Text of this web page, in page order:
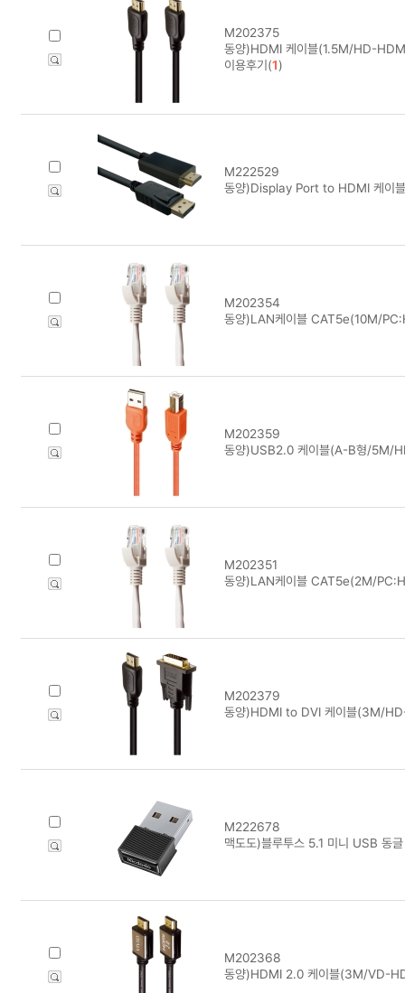
M202375
동양)HDMI 케이블(1.5M/HD-
이용후기(1)
M222529
동양)Display Port to HDMI 케이
M202354
동양)LAN케이블 CAT5e(10M/
M202359
동양)USB2.0 케이블(A-B형/5M/
M202351
동양)LAN케이블 CAT5e(2M/
M202379
동양)HDMI to DVI 케이블(3M/
M222678
맥도도)블루투스 5.1 미니 USB 동
M202368
동양)HDMI 2.0 케이블(3M/VD-